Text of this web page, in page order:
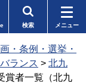
検索 メニュー
・条例・選挙・
ランス > 北九
賞者一覧（北九